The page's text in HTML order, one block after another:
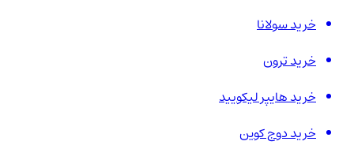
خرید سولانا
خرید ترون
خرید هایپر لیکویید
خرید دوج کوین